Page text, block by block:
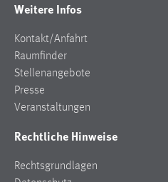
Weitere Infos
Kontakt/Anfahrt
Raumfinder
Stellenangebote
Presse
Veranstaltungen
Rechtliche Hinweise
Rechtsgrundlagen
Sie tun dies, indem sie
hinweg verfolgen.
Google Ads
_gcl_au
Anbieter: